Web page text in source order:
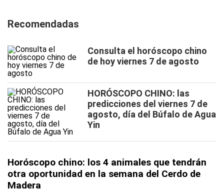
Recomendadas
Consulta el horóscopo chino
de hoy viernes 7 de agosto
HORÓSCOPO CHINO: las
predicciones del viernes 7 de
agosto, día del Búfalo de Agua
Yin
Horóscopo chino: los 4 animales que tendrán
otra oportunidad en la semana del Cerdo de
Madera